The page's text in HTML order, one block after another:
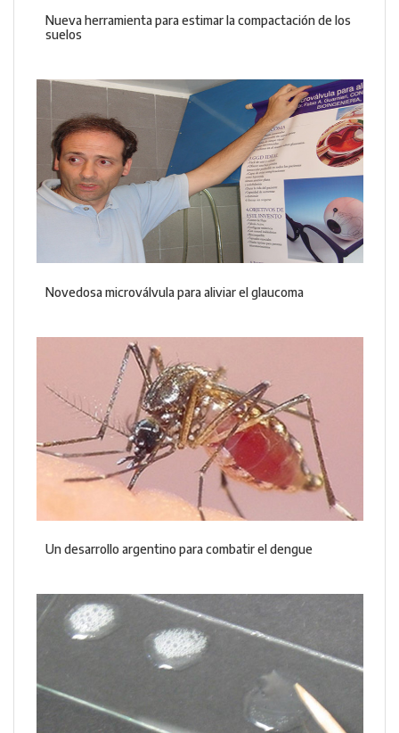
Nueva herramienta para estimar la compactación de los
suelos
Novedosa microválvula para aliviar el glaucoma
Un desarrollo argentino para combatir el dengue